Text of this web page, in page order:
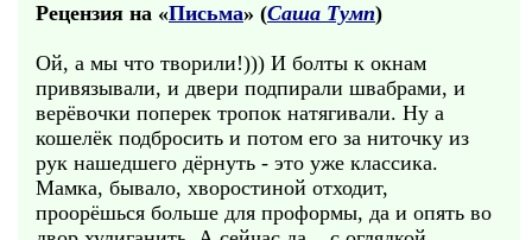
Рецензия на «Письма» (Саша Тумп)
Ой, а мы что творили!))) И болты к окнам
привязывали, и двери подпирали швабрами, и
верёвочки поперек тропок натягивали. Ну а
кошелёк подбросить и потом его за ниточку из
рук нашедшего дёрнуть - это уже классика.
Мамка, бывало, хворостиной отходит,
проорёшься больше для проформы, да и опять во